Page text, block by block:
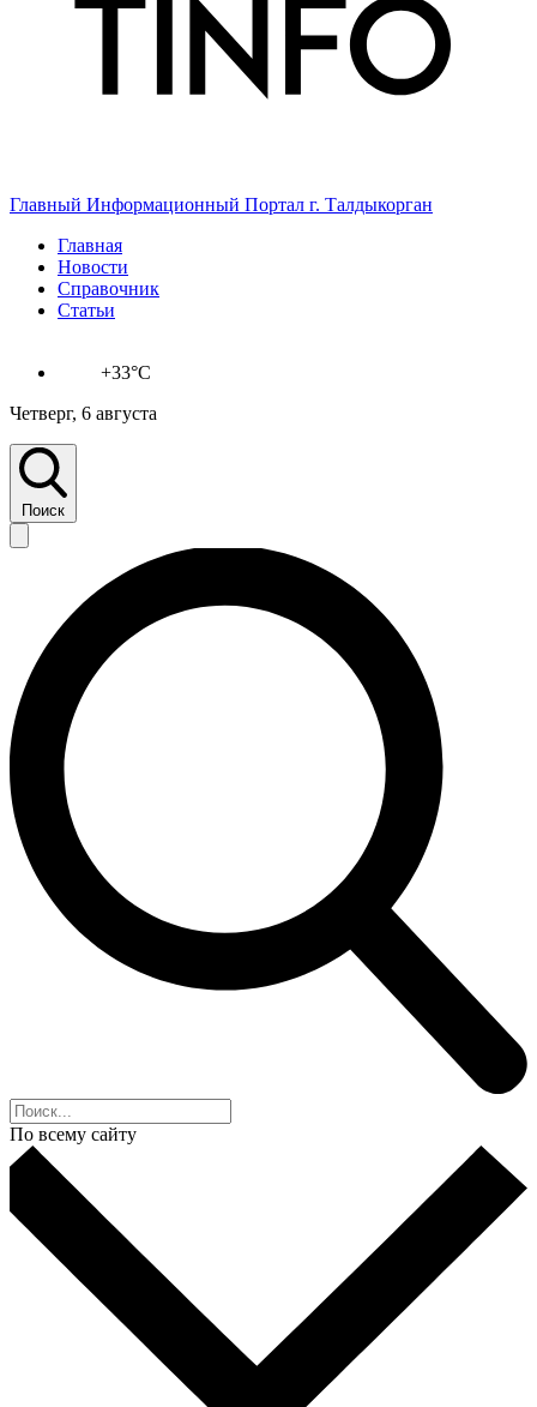
Главный Информационный Портал г. Талдыкорган
Главная
Новости
Справочник
Статьи
+33°C
Четверг, 6 августа
Поиск
По всему сайту